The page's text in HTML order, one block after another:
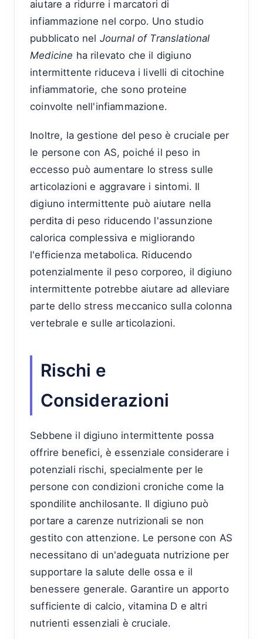
aiutare a ridurre i marcatori di
infiammazione nel corpo. Uno studio
pubblicato nel Journal of Translational
Medicine ha rilevato che il digiuno
intermittente riduceva i livelli di citochine
infiammatorie, che sono proteine
coinvolte nell'infiammazione.
Inoltre, la gestione del peso è cruciale per
le persone con AS, poiché il peso in
eccesso può aumentare lo stress sulle
articolazioni e aggravare i sintomi. Il
digiuno intermittente può aiutare nella
perdita di peso riducendo l'assunzione
calorica complessiva e migliorando
l'efficienza metabolica. Riducendo
potenzialmente il peso corporeo, il digiuno
intermittente potrebbe aiutare ad alleviare
parte dello stress meccanico sulla colonna
vertebrale e sulle articolazioni.
Rischi e
Considerazioni
Sebbene il digiuno intermittente possa
offrire benefici, è essenziale considerare i
potenziali rischi, specialmente per le
persone con condizioni croniche come la
spondilite anchilosante. Il digiuno può
portare a carenze nutrizionali se non
gestito con attenzione. Le persone con AS
necessitano di un'adeguata nutrizione per
supportare la salute delle ossa e il
benessere generale. Garantire un apporto
sufficiente di calcio, vitamina D e altri
nutrienti essenziali è cruciale.